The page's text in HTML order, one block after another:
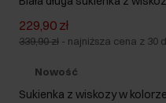
229,90 zł
339,90 zł - najniższa cena z 30
Nowość
Sukienka z wiskozy w